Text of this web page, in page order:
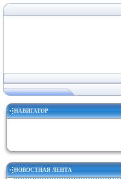
НАВИГАТОР
НОВОСТНАЯ ЛЕНТА